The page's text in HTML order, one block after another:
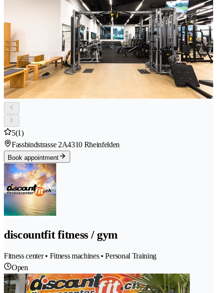
5(1)
Fassbindstrasse 2A4310 Rheinfelden
Book appointment
discountfit fitness / gym
Fitness center • Fitness machines • Personal Training
Open